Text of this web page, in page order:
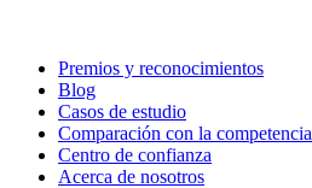
Premios y reconocimientos
Blog
Casos de estudio
Comparación con la competencia
Centro de confianza
Acerca de nosotros